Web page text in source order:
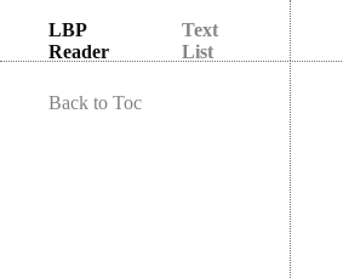
LBP
Reader
Text
List
Back to Toc